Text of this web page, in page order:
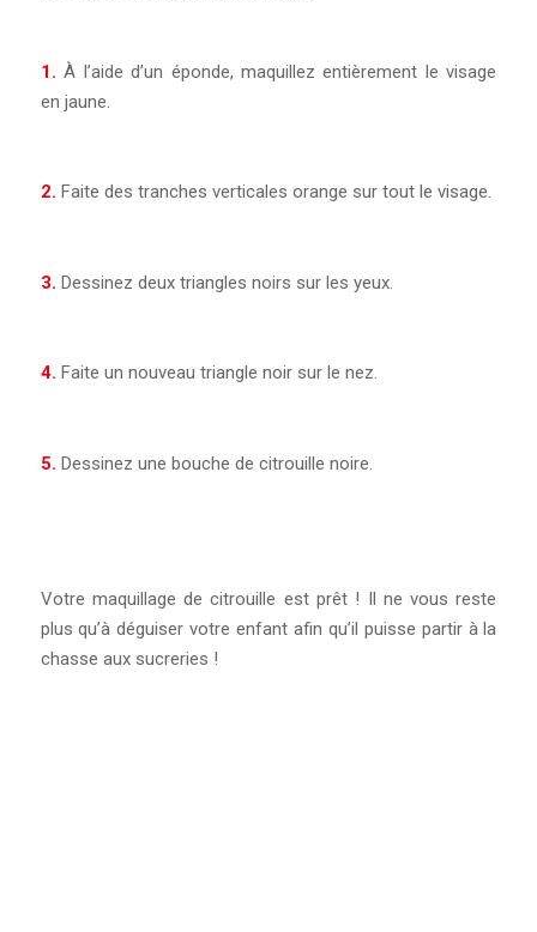
1.À l’aide d’un éponde, maquillez entièrement le visage
en jaune.
2. Faite des tranches verticales orange sur tout le visage.
3. Dessinez deux triangles noirs sur les yeux.
4. Faite un nouveau triangle noir sur le nez.
5. Dessinez une bouche de citrouille noire.
Votre maquillage de citrouille est prêt ! Il ne vous reste
plus qu’à déguiser votre enfant afin qu’il puisse partir à la
chasse aux sucreries !